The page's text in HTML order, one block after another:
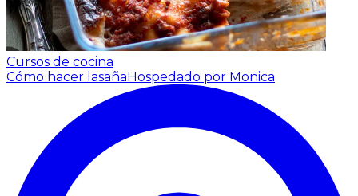
Cursos de cocina
Cómo hacer lasaña Hospedado por Monica